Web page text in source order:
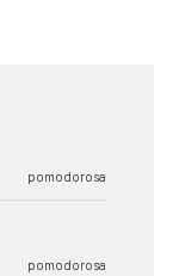
pomodorosa
pomodorosa